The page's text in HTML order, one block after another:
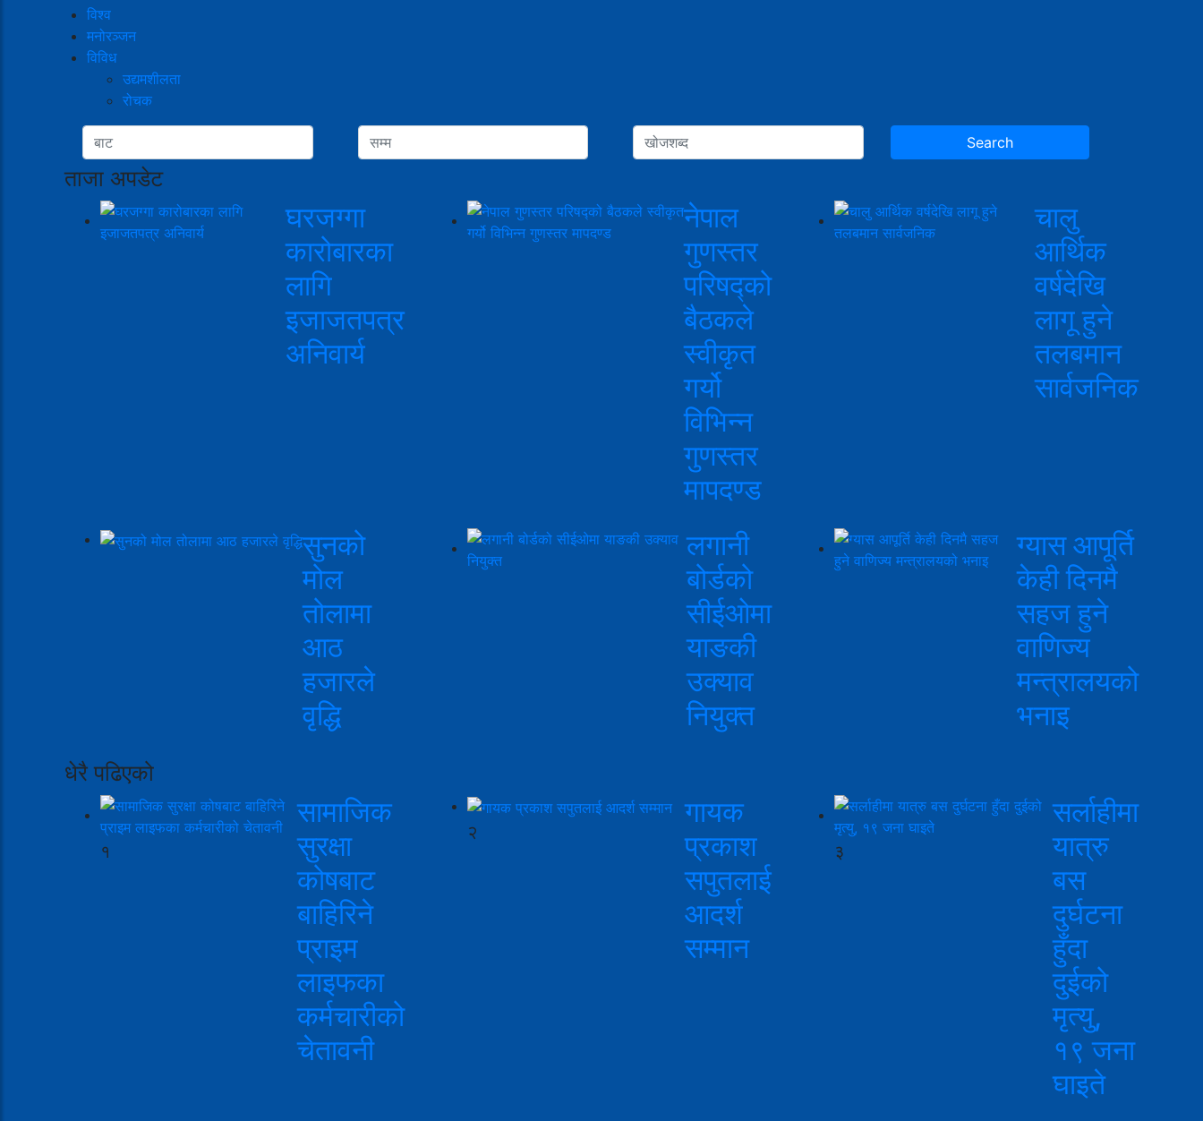
विश्व
मनोरञ्जन
विविध
उद्यमशीलता
रोचक
ताजा अपडेट
घरजग्गा
कारोबारका
लागि
इजाजतपत्र
अनिवार्य
नेपाल
गुणस्तर
परिषद्को
बैठकले
स्वीकृत
गर्यो
विभिन्न
गुणस्तर
मापदण्ड
चालु
आर्थिक
वर्षदेखि
लागू हुने
तलबमान
सार्वजनिक
सुनको
मोल
तोलामा
आठ
हजारले
वृद्धि
लगानी
बोर्डको
सीईओमा
याङकी
उक्याव
नियुक्त
ग्यास आपूर्ति
केही दिनमै
सहज हुने
वाणिज्य
मन्त्रालयको
भनाइ
धेरै पढिएको
१
सामाजिक
सुरक्षा
कोषबाट
बाहिरिने
प्राइम
लाइफका
कर्मचारीको
चेतावनी
२
गायक
प्रकाश
सपुतलाई
आदर्श
सम्मान
३
सर्लाहीमा
यात्रु
बस
दुर्घटना
हुँदा
दुईको
मृत्यु,
१९ जना
घाइते